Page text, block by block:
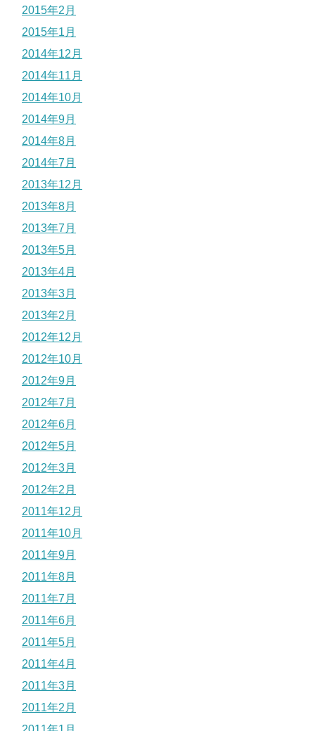
2015年2月
2015年1月
2014年12月
2014年11月
2014年10月
2014年9月
2014年8月
2014年7月
2013年12月
2013年8月
2013年7月
2013年5月
2013年4月
2013年3月
2013年2月
2012年12月
2012年10月
2012年9月
2012年7月
2012年6月
2012年5月
2012年3月
2012年2月
2011年12月
2011年10月
2011年9月
2011年8月
2011年7月
2011年6月
2011年5月
2011年4月
2011年3月
2011年2月